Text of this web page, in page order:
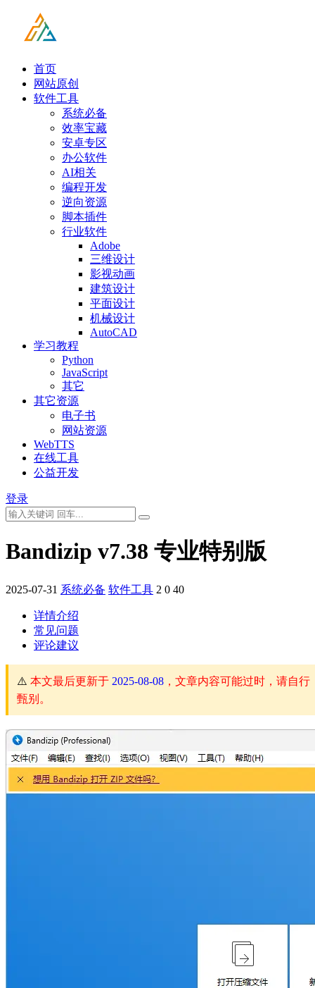
首页
网站原创
软件工具
系统必备
效率宝藏
安卓专区
办公软件
AI相关
编程开发
逆向资源
脚本插件
行业软件
Adobe
三维设计
影视动画
建筑设计
平面设计
机械设计
AutoCAD
学习教程
Python
JavaScript
其它
其它资源
电子书
网站资源
WebTTS
在线工具
公益开发
登录
Bandizip v7.38 专业特别版
2025-07-31 系统必备 软件工具 2 0 40
详情介绍
常见问题
评论建议
⚠️ 本文最后更新于 2025-08-08 ，文章内容可能过时，请自行
甄别。